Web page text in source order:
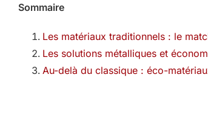
Sommaire
Les matériaux traditionnels : le
Les solutions métalliques et
Au-delà du classique : éco-